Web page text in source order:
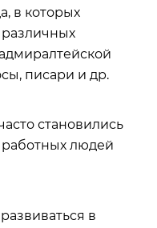
в которых
писари и др.
становились
людей
в